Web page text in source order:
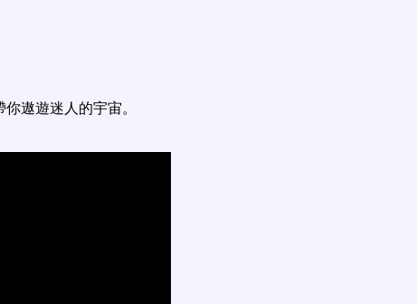
遨遊迷人的宇宙。